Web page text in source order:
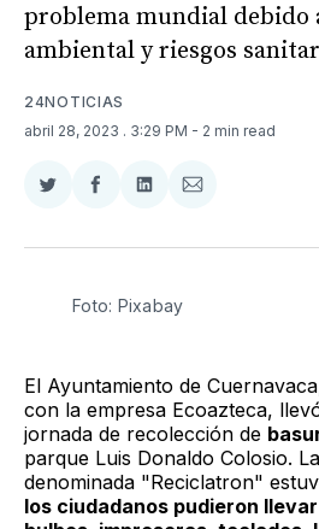
problema mundial debido
ambiental y riesgos
24NOTICIAS
abril 28, 2023 . 3:29 PM - 2 min read
Compartir
Twitter
Compartir
Facebook
Compartir
LinkedIn
Compartir
Email
Foto: Pixabay
El Ayuntamiento de
con la empresa Ecoazteca,
jornada de recolección de
parque Luis Donaldo Colosio.
denominada "Reciclatron"
los ciudadanos pudieron